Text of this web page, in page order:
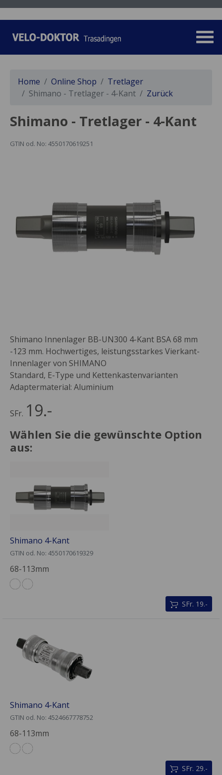
Home Online Shop
Tretlager
Shimano - Tretlager - 4-Kant
Zurück
Shimano - Tretlager - 4-Kant
GTIN od. No: 4550170619251
Shimano Innenlager BB-UN300 4-Kant BSA 68 mm
-123 mm. Hochwertiges, leistungsstarkes Vierkant-
Innenlager von SHIMANO
Standard, E-Type und Kettenkastenvarianten
Adaptermaterial: Aluminium
SFr. 19.-
Wählen Sie die gewünschte Option
aus:
Shimano 4-Kant
GTIN od. No: 4550170619329
68-113mm
SFr. 19.-
Shimano 4-Kant
GTIN od. No: 4524667778752
68-113mm
SFr. 29.-